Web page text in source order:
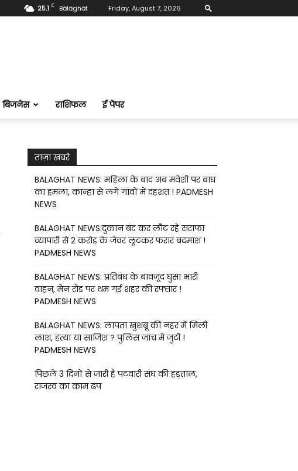
25.1 C Bālāghāt Friday, August 7, 2026
बिजनेस राशिफल ई पेपर
ताज़ा खबरे
BALAGHAT NEWS: महिला के बाद अब मवेशी पर बाघ
का हमला, कान्हा से लगे गांवों में दहशत ! PADMESH
NEWS
BALAGHAT NEWS:दुकान बंद कर लौट रहे सराफा
व्यापारी से 2 करोड़ के जेवर लूटकर फरार बदमाश !
PADMESH NEWS
BALAGHAT NEWS: प्रतिबंध के बावजूद घुसा भारी
वाहन, मेन रोड पर थम गई शहर की रफ्तार !
PADMESH NEWS
BALAGHAT NEWS: लापता खुशबू की नहर में मिली
लाश, हत्या या साजिश ? पुलिस जांच में जुटी !
PADMESH NEWS
पिछले 3 दिनों से जारी है पटवारी संघ की हड़ताल,
राजस्व का काम ढप